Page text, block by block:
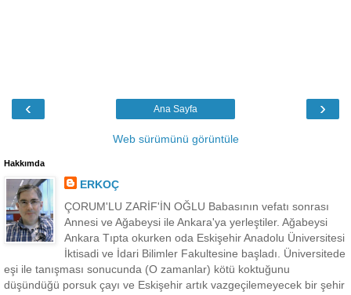
‹ ›
Ana Sayfa
Web sürümünü görüntüle
Hakkımda
ERKOÇ
ÇORUM'LU ZARİF'İN OĞLU Babasının vefatı sonrası
Annesi ve Ağabeysi ile Ankara'ya yerleştiler. Ağabeysi
Ankara Tıpta okurken oda Eskişehir Anadolu Üniversitesi
İktisadi ve İdari Bilimler Fakultesine başladı. Üniversitede
eşi ile tanışması sonucunda (O zamanlar) kötü koktuğunu
düşündüğü porsuk çayı ve Eskişehir artık vazgeçilemeyecek bir şehir